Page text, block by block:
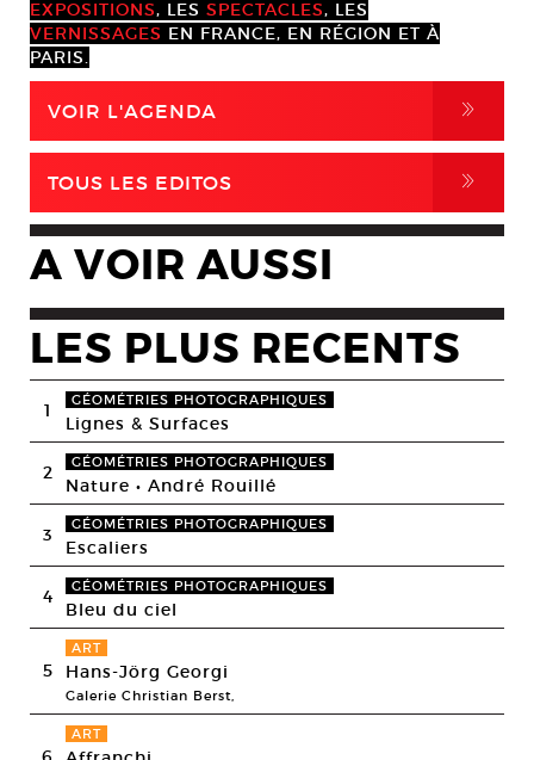
EXPOSITIONS, LES SPECTACLES, LES
VERNISSAGES EN FRANCE, EN RÉGION ET À
PARIS.
VOIR L'AGENDA ,
TOUS LES EDITOS ,
A VOIR AUSSI
LES PLUS RECENTS
1 GÉOMÉTRIES PHOTOGRAPHIQUES
Lignes & Surfaces
2 GÉOMÉTRIES PHOTOGRAPHIQUES
Nature • André Rouillé
3 GÉOMÉTRIES PHOTOGRAPHIQUES
Escaliers
4 GÉOMÉTRIES PHOTOGRAPHIQUES
Bleu du ciel
5
ART
Hans-Jörg Georgi
Galerie Christian Berst,
ART